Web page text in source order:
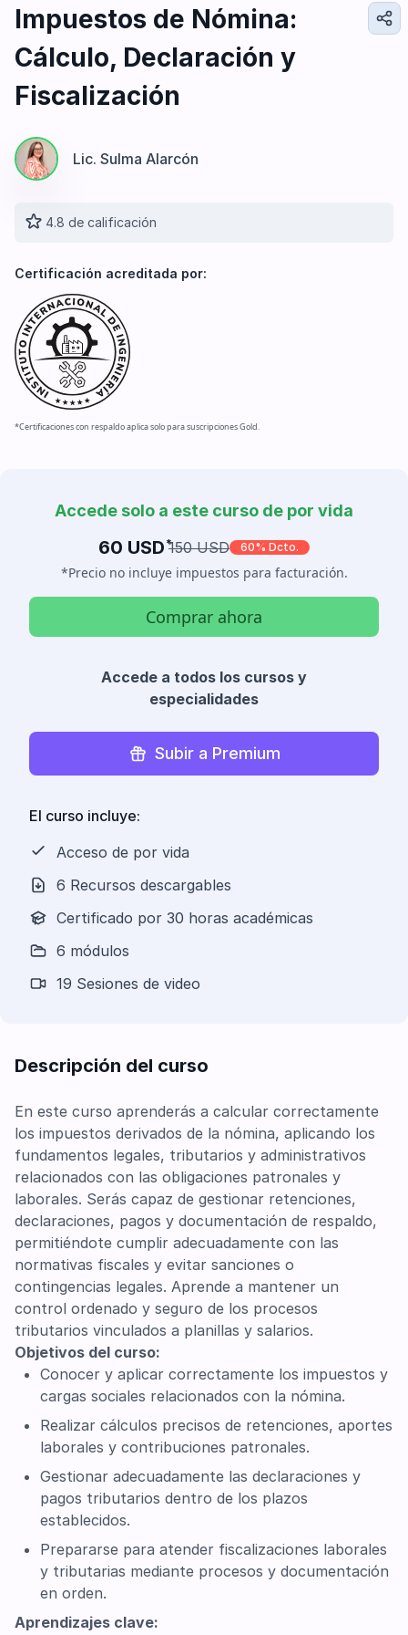
Diseño e Ingeniería
Gestión Industrial
Ingeniería de Procesos
Desarrollo Profesional
Impuestos de Nómina:
Cálculo, Declaración y
Fiscalización
Lic. Sulma Alarcón
4.8 de calificación
Certificación acreditada por:
*Certificaciones con respaldo aplica solo para suscripciones Gold.
Accede solo a este curso de por vida
60 USD *150 USD 60% Dcto.
*Precio no incluye impuestos para facturación.
Comprar ahora
Accede a todos los cursos y
especialidades
Subir a Premium
El curso incluye:
Acceso de por vida
6 Recursos descargables
Certificado por 30 horas académicas
6 módulos
19 Sesiones de video
Descripción del curso
En este curso aprenderás a calcular correctamente
los impuestos derivados de la nómina, aplicando los
fundamentos legales, tributarios y administrativos
relacionados con las obligaciones patronales y
laborales. Serás capaz de gestionar retenciones,
declaraciones, pagos y documentación de respaldo,
permitiéndote cumplir adecuadamente con las
normativas fiscales y evitar sanciones o
contingencias legales. Aprende a mantener un
control ordenado y seguro de los procesos
tributarios vinculados a planillas y salarios.
Objetivos del curso:
Conocer y aplicar correctamente los impuestos y
cargas sociales relacionados con la nómina.
Realizar cálculos precisos de retenciones, aportes
laborales y contribuciones patronales.
Gestionar adecuadamente las declaraciones y
pagos tributarios dentro de los plazos
establecidos.
Prepararse para atender fiscalizaciones laborales
y tributarias mediante procesos y documentación
en orden.
Aprendizajes clave: